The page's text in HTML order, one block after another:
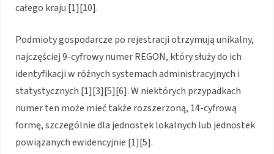
całego kraju [1][10].
Podmioty gospodarcze po rejestracji otrzymują unikalny,
najczęściej 9-cyfrowy numer REGON, który służy do ich
identyfikacji w różnych systemach administracyjnych i
statystycznych [1][3][5][6]. W niektórych przypadkach
numer ten może mieć także rozszerzoną, 14-cyfrową
formę, szczególnie dla jednostek lokalnych lub jednostek
powiązanych ewidencyjnie [1][5].